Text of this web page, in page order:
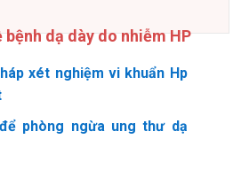
dạ dày do nhiễm HP
xét nghiệm vi khuẩn Hp
phòng ngừa ung thư dạ